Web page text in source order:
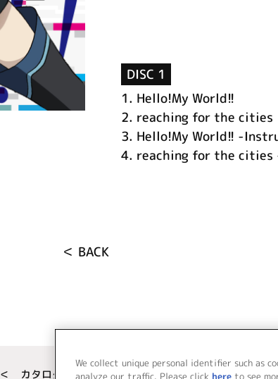
DISC 1
1. Hello!My World!!
2. reaching for the cities
3. Hello!My World!! -
4. reaching for the
＜ BACK
＜ カタログサイト トップページへ
We collect unique personal identifier such as
analyze our traffic. Please click here to see